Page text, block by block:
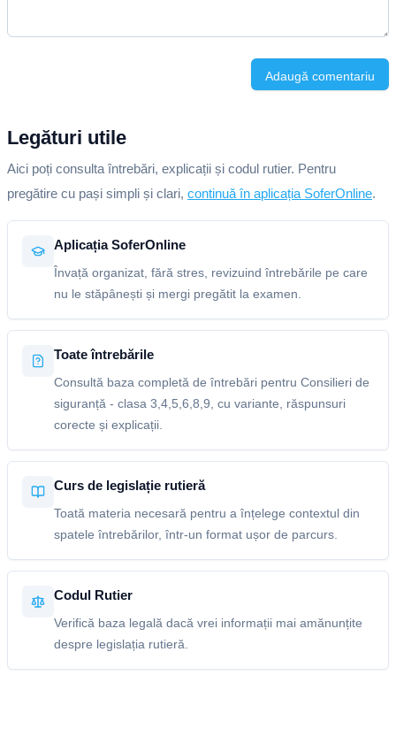
Adaugă comentariu
Legături utile
Aici poți consulta întrebări, explicații și codul rutier. Pentru
pregătire cu pași simpli și clari, continuă în aplicația SoferOnline.
Aplicația SoferOnline
Învață organizat, fără stres, revizuind întrebările pe care
nu le stăpânești și mergi pregătit la examen.
Toate întrebările
Consultă baza completă de întrebări pentru Consilieri de
siguranță - clasa 3,4,5,6,8,9, cu variante, răspunsuri
corecte și explicații.
Curs de legislație rutieră
Toată materia necesară pentru a înțelege contextul din
spatele întrebărilor, într-un format ușor de parcurs.
Codul Rutier
Verifică baza legală dacă vrei informații mai amănunțite
despre legislația rutieră.